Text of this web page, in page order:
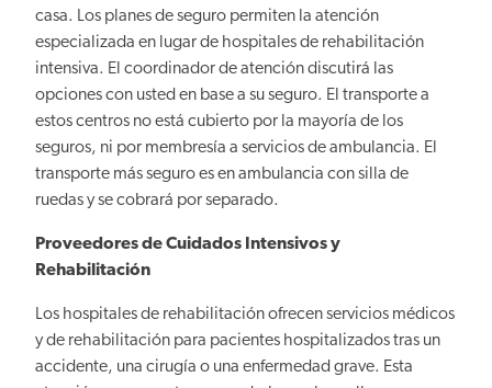
casa. Los planes de seguro permiten la atención
especializada en lugar de hospitales de rehabilitación
intensiva. El coordinador de atención discutirá las
opciones con usted en base a su seguro. El transporte a
estos centros no está cubierto por la mayoría de los
seguros, ni por membresía a servicios de ambulancia. El
transporte más seguro es en ambulancia con silla de
ruedas y se cobrará por separado.
Proveedores de Cuidados Intensivos y
Rehabilitación
Los hospitales de rehabilitación ofrecen servicios médicos
y de rehabilitación para pacientes hospitalizados tras un
accidente, una cirugía o una enfermedad grave. Esta